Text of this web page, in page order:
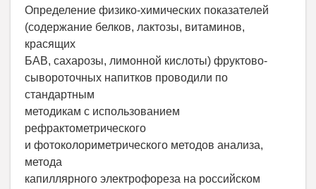
Определение физико-химических показателей
(содержание белков, лактозы, витаминов,
красящих
БАВ, сахарозы, лимонной кислоты) фруктово-
сывороточных напитков проводили по
стандартным
методикам с использованием
рефрактометрического
и фотоколориметрического методов анализа,
метода
капиллярного электрофореза на российском